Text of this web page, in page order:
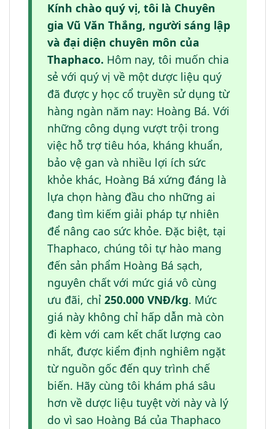
Kính chào quý vị, tôi là Chuyên
gia Vũ Văn Thắng, người sáng lập
và đại diện chuyên môn của
Thaphaco. Hôm nay, tôi muốn chia
sẻ với quý vị về một dược liệu quý
đã được y học cổ truyền sử dụng từ
hàng ngàn năm nay: Hoàng Bá. Với
những công dụng vượt trội trong
việc hỗ trợ tiêu hóa, kháng khuẩn,
bảo vệ gan và nhiều lợi ích sức
khỏe khác, Hoàng Bá xứng đáng là
lựa chọn hàng đầu cho những ai
đang tìm kiếm giải pháp tự nhiên
để nâng cao sức khỏe. Đặc biệt, tại
Thaphaco, chúng tôi tự hào mang
đến sản phẩm Hoàng Bá sạch,
nguyên chất với mức giá vô cùng
ưu đãi, chỉ 250.000 VNĐ/kg. Mức
giá này không chỉ hấp dẫn mà còn
đi kèm với cam kết chất lượng cao
nhất, được kiểm định nghiêm ngặt
từ nguồn gốc đến quy trình chế
biến. Hãy cùng tôi khám phá sâu
hơn về dược liệu tuyệt vời này và lý
do vì sao Hoàng Bá của Thaphaco